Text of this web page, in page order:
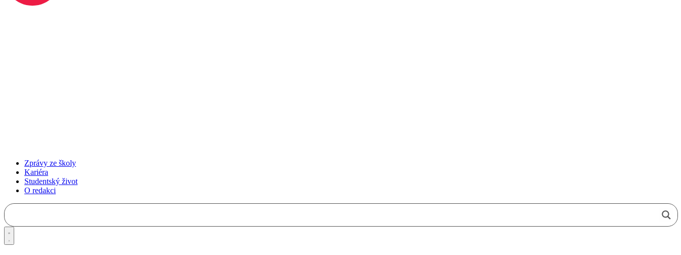
Zprávy ze školy
Kariéra
Studentský život
O redakci